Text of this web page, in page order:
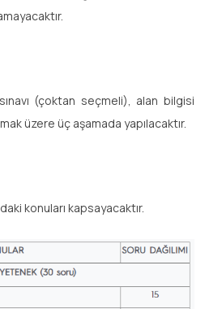
(çoktan seçmeli), alan bilgisi
üzere üç aşamada yapılacaktır.
konuları kapsayacaktır.